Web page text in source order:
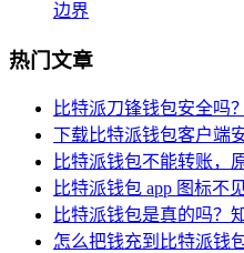
边界
热门文章
比特派刀锋钱包安全吗
下载比特派钱包客户端
比特派钱包不能转账，
比特派钱包 app 图标不
比特派钱包是真的吗？
怎么把钱充到比特派钱